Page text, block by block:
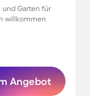
und Garten für
willkommen
Angebot